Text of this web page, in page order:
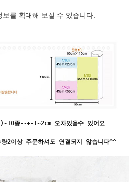
보를 확대해 보실 수 있습니다.
종--+-1~2cm 오차있을수 있어요
2이상 주문하셔도 연결되지 않습니다^^